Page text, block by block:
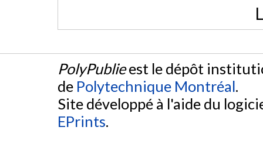
PolyPublieest le dépôt
de Polytechnique Montréal.
Site développé à l'aide du
EPrints.